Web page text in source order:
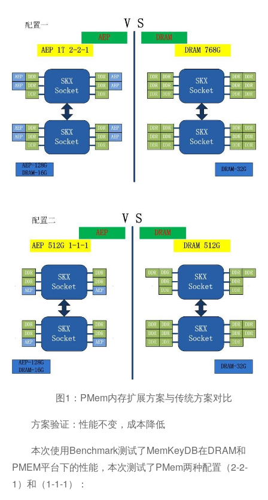
图1：PMem内存扩展方案与传统方案对比
方案验证：性能不变，成本降低
本次使用Benchmark测试了MemKeyDB在DRAM和
PMEM平台下的性能，本次测试了PMem两种配置（2-2-
1）和（1-1-1）：